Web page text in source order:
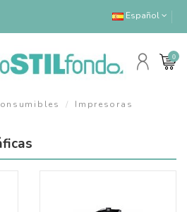
Español
0
Impresoras